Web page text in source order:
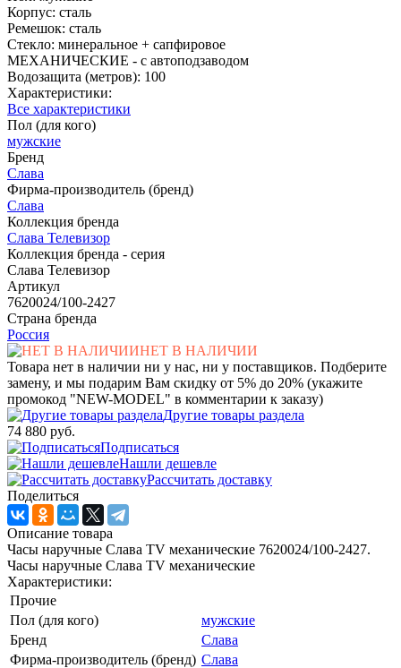
Корпус: сталь
Ремешок: сталь
Стекло: минеральное + сапфировое
МЕХАНИЧЕСКИЕ - с автоподзаводом
Водозащита (метров): 100
Характеристики:
Все характеристики
Пол (для кого)
мужские
Бренд
Слава
Фирма-производитель (бренд)
Слава
Коллекция бренда
Слава Телевизор
Коллекция бренда - серия
Слава Телевизор
Артикул
7620024/100-2427
Страна бренда
Россия
НЕТ В НАЛИЧИИ
Товара нет в наличии ни у нас, ни у поставщиков. Подберите
замену, и мы подарим Вам скидку от 5% до 20% (укажите
промокод "NEW-MODEL" в комментарии к заказу)
Другие товары раздела
74 880 руб.
Подписаться
Нашли дешевле
Рассчитать доставку
Поделиться
Описание товара
Часы наручные Слава TV механические 7620024/100-2427.
Часы наручные Слава TV механические
Характеристики:
Прочие
Пол (для кого)
мужские
Бренд
Слава
Фирма-производитель (бренд) Слава